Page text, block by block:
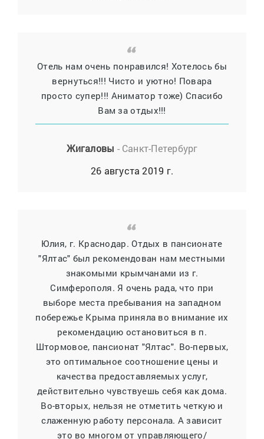
Отель нам очень понравился! Хотелось бы
вернуться!!! Чисто и уютно! Повара
просто супер!!! Аниматор тоже) Спасибо
Вам за отдых!!!
Жигаловы - Санкт-Петербург
26 августа 2019 г.
Юлия, г. Краснодар. Отдых в пансионате
"Ялтас" был рекомендован нам местными
знакомыми крымчанами из г.
Симферополя. Я очень рада, что при
выборе места пребывания на западном
побережье Крыма приняла во внимание их
рекомендацию остановиться в п.
Штормовое, пансионат "Ялтас". Во-первых,
это оптимальное соотношение цены и
качества предоставляемых услуг,
действительно чувствуешь себя как дома.
Во-вторых, нельзя не отметить четкую и
слаженную работу персонала. А зависит
это во многом от управляющего/